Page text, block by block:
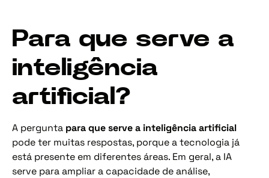
Para que serve a
inteligência
artificial?
A pergunta para que serve a inteligência artificial
pode ter muitas respostas, porque a tecnologia já
está presente em diferentes áreas. Em geral, a IA
serve para ampliar a capacidade de análise,